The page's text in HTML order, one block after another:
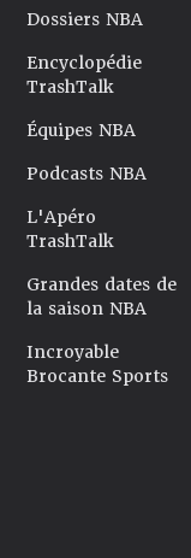
Dossiers NBA
Encyclopédie
TrashTalk
Équipes NBA
Podcasts NBA
L'Apéro
TrashTalk
Grandes dates de
la saison NBA
Incroyable
Brocante Sports